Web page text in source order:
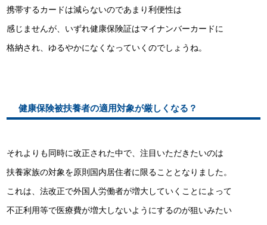
携帯するカードは減らないのであまり利便性は
感じませんが、いずれ健康保険証はマイナンバーカードに
格納され、ゆるやかになくなっていくのでしょうね。
健康保険被扶養者の適用対象が厳しくなる？
それよりも同時に改正された中で、注目いただきたいのは
扶養家族の対象を原則国内居住者に限ることとなりました。
これは、法改正で外国人労働者が増大していくことによって
不正利用等で医療費が増大しないようにするのが狙いみたい